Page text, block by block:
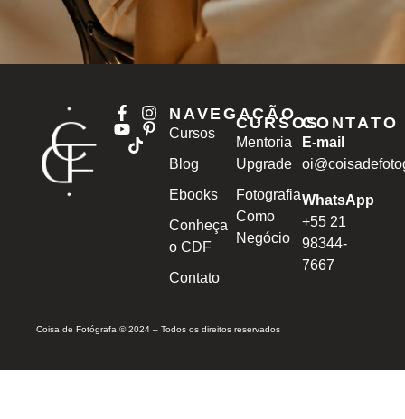
NAVEGAÇÃO
Cursos
Blog
Ebooks
Conheça
o CDF
Contato
CURSOS
Mentoria
Upgrade
Fotografia
Como
Negócio
CONTATO
E-mail
WhatsApp
+55 21
98344-
7667
Coisa de Fotógrafa © 2024 – Todos os direitos reservados